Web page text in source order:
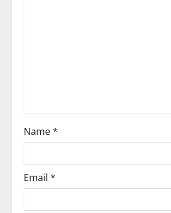
i
o
n
Name*
Email *